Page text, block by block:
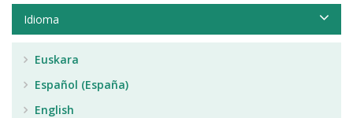
Idioma
Euskara
Español (España)
English